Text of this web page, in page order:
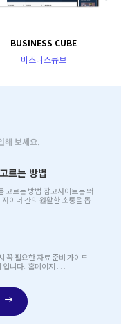
BUSINESS CUBE
비즈니스큐브
해 보세요.
르는 방법
참고사이트는 왜
꼭 필요한 자료 준비 가이드
안녕하세요. 반응형 홈페이지 제작 전문 서비스 페이지디 입니다. 홈페이지 . . .
east